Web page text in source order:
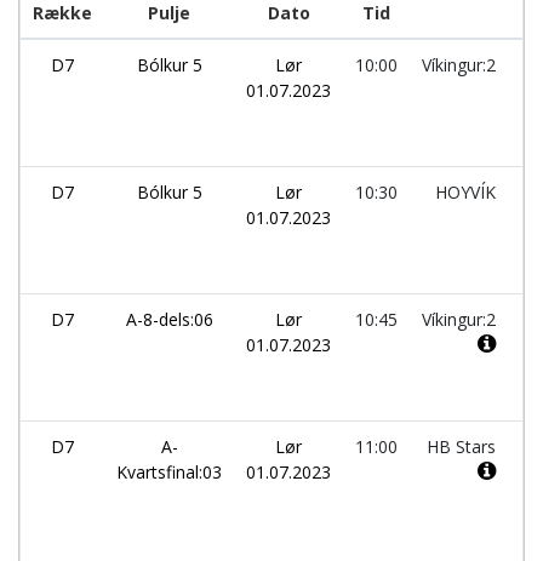
Række Pulje Dato Tid
D7 Bólkur 5
Lør
01.07.2023
10:00 Víkingur:2
D7 Bólkur 5
Lør
01.07.2023
10:30 HOYVÍK
D7 A-8-dels:06
Lør
01.07.2023
10:45 Víkingur:2
D7
A-
Kvartsfinal:03
Lør
01.07.2023
11:00 HB Stars